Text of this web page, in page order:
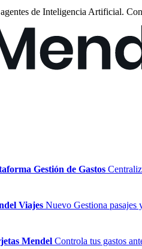
de Inteligencia Artificial.
Gestión de Gastos
Viajes Nuevo Gestiona pasajes
Mendel Controla tus gastos